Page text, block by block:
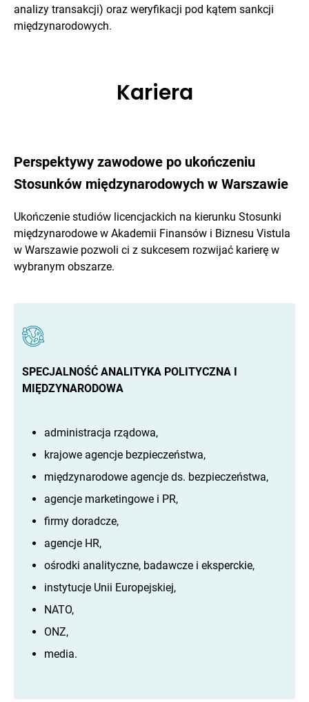
analizy transakcji) oraz weryfikacji pod kątem sankcji
międzynarodowych.
Kariera
Perspektywy zawodowe po ukończeniu
Stosunków międzynarodowych w Warszawie
Ukończenie studiów licencjackich na kierunku Stosunki
międzynarodowe w Akademii Finansów i Biznesu Vistula
w Warszawie pozwoli ci z sukcesem rozwijać karierę w
wybranym obszarze.
SPECJALNOŚĆ ANALITYKA POLITYCZNA I
MIĘDZYNARODOWA
administracja rządowa,
krajowe agencje bezpieczeństwa,
międzynarodowe agencje ds. bezpieczeństwa,
agencje marketingowe i PR,
firmy doradcze,
agencje HR,
ośrodki analityczne, badawcze i eksperckie,
instytucje Unii Europejskiej,
NATO,
ONZ,
media.